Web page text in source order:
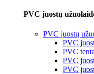
PVC juostų
PVC juostų
PVC
PVC
PVC
PVC